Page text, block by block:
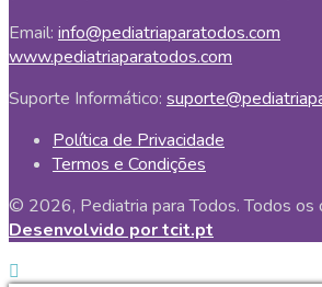
Email: info@pediatriaparatodos.com
www.pediatriaparatodos.com
Suporte Informático:
Política de Privacidade
Termos e Condições
© 2026, Pediatria para Todos. Todos os
Desenvolvido por tcit.pt